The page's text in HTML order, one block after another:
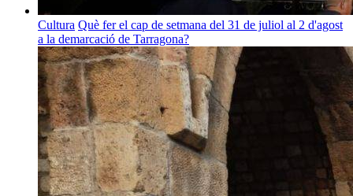
Cultura Què fer el cap de setmana del 31 de juliol al 2 d'agost
a la demarcació de Tarragona?